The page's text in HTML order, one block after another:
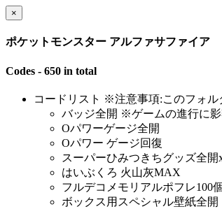
×
ポケットモンスター アルファサファイア
Codes - 650 in total
コードリスト ※注意事項:このフォ
バッジ全開 ※ゲームの進行に
Oパワーゲージ全開
Oパワー ゲージ回復
スーパーひみつきちグッズ全開
はいぶくろ 火山灰MAX
フルデコメモリアルポフレ100
ボックス用スペシャル壁紙全開